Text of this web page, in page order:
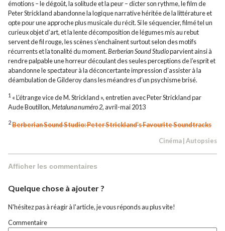
émotions – le dégoût, la solitude et la peur – dicter son rythme, le film de
Peter Strickland abandonne la logique narrative héritée de la littérature et
opte pour une approche plus musicale du récit. Si le séquencier, filmé tel un
curieux objet d’art, et la lente décomposition de légumes mis au rebut
servent de fil rouge, les scènes s’enchaînent surtout selon des motifs
récurrents et la tonalité du moment.Berberian Sound Studioparvient ainsi à
rendre palpable une horreur découlant des seules perceptions de l’esprit et
abandonne le spectateur à la déconcertante impression d’assister à la
déambulation de Gilderoy dans les méandres d’un psychisme brisé.
1 « L’étrange vice de M. Strickland », entretien avec Peter Strickland par
Aude Boutillon,Metaluna numéro 2, avril-mai 2013
2Berberian Sound Studio: Peter Strickland’s Favourite Soundtracks
Cinéma|Autopsies
Afficher les commentaires
Quelque chose à ajouter ?
N'hésitez pas à réagir à l'article, je vous réponds au plus vite!
Commentaire